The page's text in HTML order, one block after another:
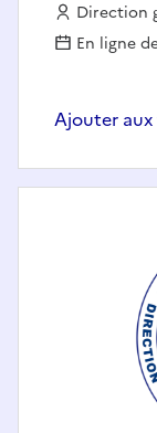
Direction
En ligne
Ajouter